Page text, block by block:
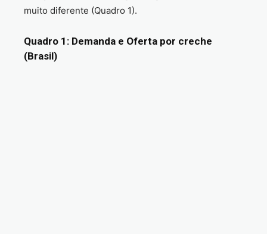
muito diferente (Quadro 1).
Quadro 1: Demanda e Oferta por creche
(Brasil)